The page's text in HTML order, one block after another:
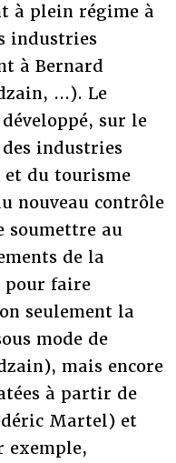
à plein régime à
industries
à Bernard
...). Le
sur le
industries
et du tourisme
nouveau contrôle
soumettre au
de la
pour faire
seulement la
mode de
mais encore
à partir de
Martel) et
exemple,